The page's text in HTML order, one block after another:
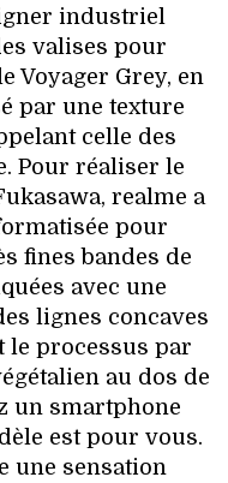
industriel
valises pour
Voyager Grey, en
par une texture
celle des
Pour réaliser le
realme a
pour
fines bandes de
avec une
lignes concaves
le processus par
au dos de
un smartphone
est pour vous.
une sensation